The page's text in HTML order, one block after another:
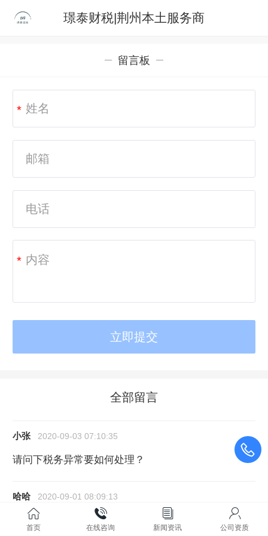
璟泰财税|荆州本土服务商
留言板
*
*
全部留言
小张 2020-09-03 07:10:35
请问下税务异常要如何处理？
哈哈 2020-09-01 08:09:13
如何注册公司
首页 在线咨询 新闻资讯 公司资质